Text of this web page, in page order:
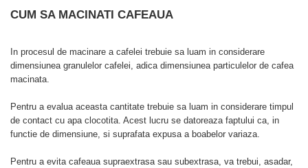
CUM SA MACINATI CAFEAUA
In procesul de macinare a cafelei trebuie sa luam in considerare
dimensiunea granulelor cafelei, adica dimensiunea particulelor de cafea
macinata.
Pentru a evalua aceasta cantitate trebuie sa luam in considerare timpul
de contact cu apa clocotita. Acest lucru se datoreaza faptului ca, in
functie de dimensiune, si suprafata expusa a boabelor variaza.
Pentru a evita cafeaua supraextrasa sau subextrasa, va trebui, asadar,